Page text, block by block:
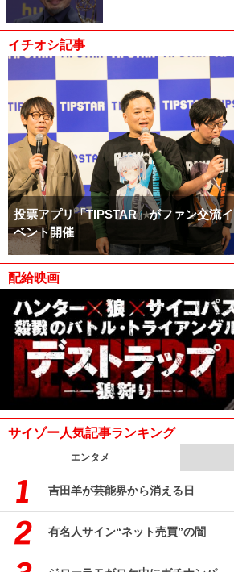
イチオシ記事
投票アプリ「TIPSTAR」がファン交流イ
ベント開催
配給映画
サイゾー人気記事ランキング
エンタメ
吉田羊が芸能界から消える日
有名人サイン“ネット売買”の闇